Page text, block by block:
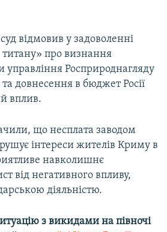
відмовив у задоволенні
про визнання
Росприроднагляду
довнесення в бюджет Росії
вплив.
що несплата заводом
інтереси жителів Криму в
навколишнє
від негативного впливу,
діяльністю.
з викидами на півночі